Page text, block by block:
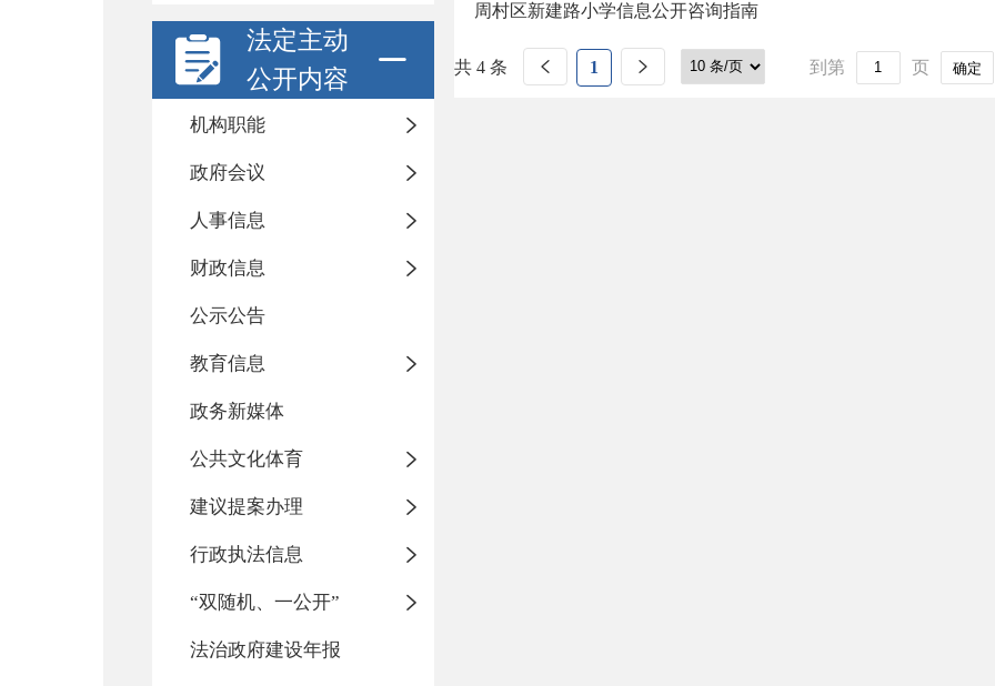
法定主动
公开内容
机构职能
政府会议
人事信息
财政信息
公示公告
教育信息
政务新媒体
公共文化体育
建议提案办理
行政执法信息
“双随机、一公开”
法治政府建设年报
周村区新建路小学信息公开咨询指南
共 4 条 1 到第 页 确定